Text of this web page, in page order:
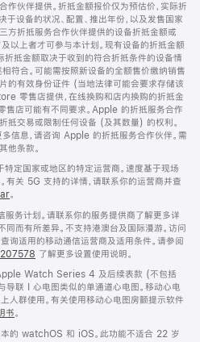
中
打
开)
伙伴提供。折抵金额报价仅为预估价，实际折
设备的状况、配置、推出年份，以及发售国家
方折抵服务合作伙伴提供的设备折抵金额或
以上者才可参与本计划。现有设备的折抵金额
抵金额取决于收到的符合折抵条件的设备情
符合。可能需按照新设备的全额售价缴纳销售
的有效身份证件 (当地法律可能会要求存储该
零售店提供，在线换购和店内换购的折抵金
店可能有不同要求。Apple 的折抵服务合作
抵交易或限制任何设备 (及其数量) 的权利。
信息，请咨询 Apple 的折抵服务合作伙伴。需
他条款。
定国家或地区的特定运营商。速度基于现场
有关 5G 支持的详情，请联系你的运营商并查
。
服务计划。请联系你的服务提供商了解更多详
同而有所差异。不支持港澳台及国际漫游。访问
查询适用的移动通信运营商及适用条件。请参阅
(在
窗
口
中
开)
了解更多设置使用说明。
Watch Series 4 及后续表款 (不包括
联 I 心电图类似的单通道心电图。移动心电
人群使用。有关使用移动心电图房颤提示软件
书。
的 watchOS 和 iOS。此功能不适合 22 岁